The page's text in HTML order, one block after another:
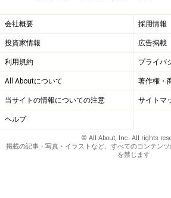
会社概要 採用情報
投資家情報 広告掲載
利用規約 プライバ
All Aboutについて 著作権・
当サイトの情報についての注意 サイトマ
ヘルプ
© All About, Inc. All rights
掲載の記事・写真・イラストなど、すべてのコンテン
を禁じます